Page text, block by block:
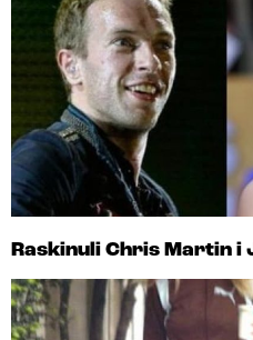
Raskinuli Chris Martin i